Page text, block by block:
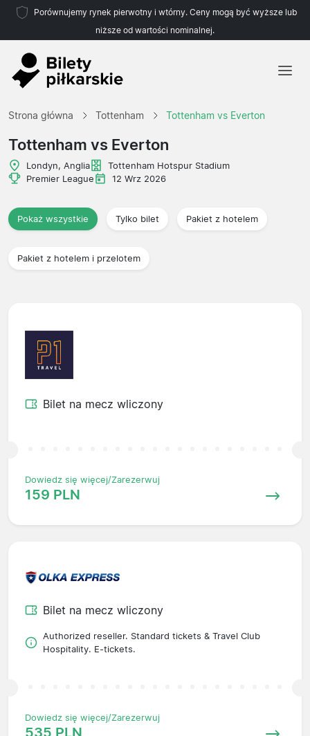
Porównujemy rynek pierwotny i wtórny. Ceny mogą być wyższe lub
niższe od wartości nominalnej.
Biura podróży
Strona główna Tottenham Tottenham vs Everton
Tottenham vs Everton
Londyn, Anglia
Tottenham Hotspur Stadium
Premier League
12 Wrz 2026
Pokaż wszystkie Tylko bilet Pakiet z hotelem
Pakiet z hotelem i przelotem
Bilet na mecz wliczony
Dowiedz się więcej/Zarezerwuj
159 PLN
Bilet na mecz wliczony
Authorized reseller. Standard tickets & Travel Club
Hospitality. E-tickets.
Dowiedz się więcej/Zarezerwuj
535 PLN